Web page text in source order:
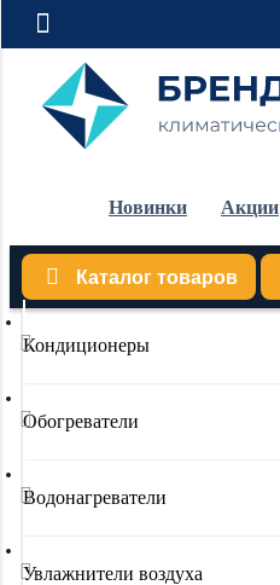
Новинки Акции
Каталог товаров
Кондиционеры
Обогреватели
Водонагреватели
Увлажнители воздуха